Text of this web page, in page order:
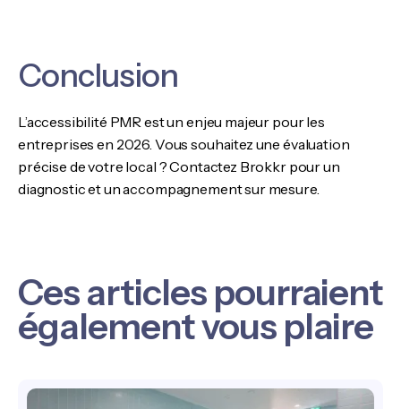
Conclusion
L’accessibilité PMR est un enjeu majeur pour les
entreprises en 2026. Vous souhaitez une évaluation
précise de votre local ? Contactez Brokkr pour un
diagnostic et un accompagnement sur mesure.
Ces articles pourraient
également vous plaire